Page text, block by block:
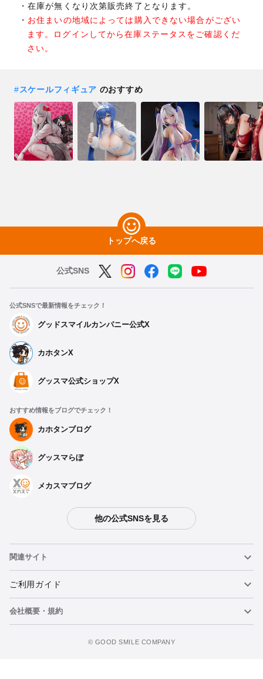
在庫が無くなり次第販売終了となります。
お住まいの地域によっては購入できない場合がござい
ます。ログインしてから在庫ステータスをご確認くだ
さい。
#スケールフィギュア のおすすめ
トップへ戻る
公式SNS
公式SNSで最新情報をチェック！
グッドスマイルカンパニー公式X
カホタンX
グッスマ公式ショップX
おすすめ情報をブログでチェック！
カホタンブログ
グッスマらぼ
メカスマブログ
他の公式SNSを見る
関連サイト
ねんどろいど
ねんどろいどフェイスメーカー
ご利用ガイド
重要なお知らせ
会社概要・規約
©️ GOOD SMILE COMPANY